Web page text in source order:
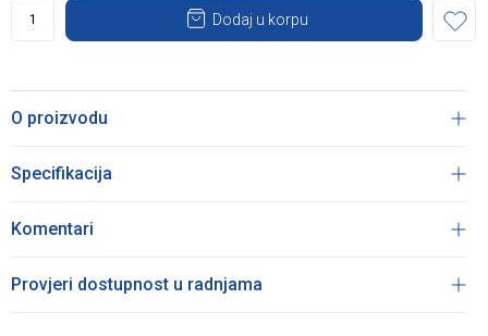
Dodaj u korpu
O proizvodu
Specifikacija
Komentari
Provjeri dostupnost u radnjama